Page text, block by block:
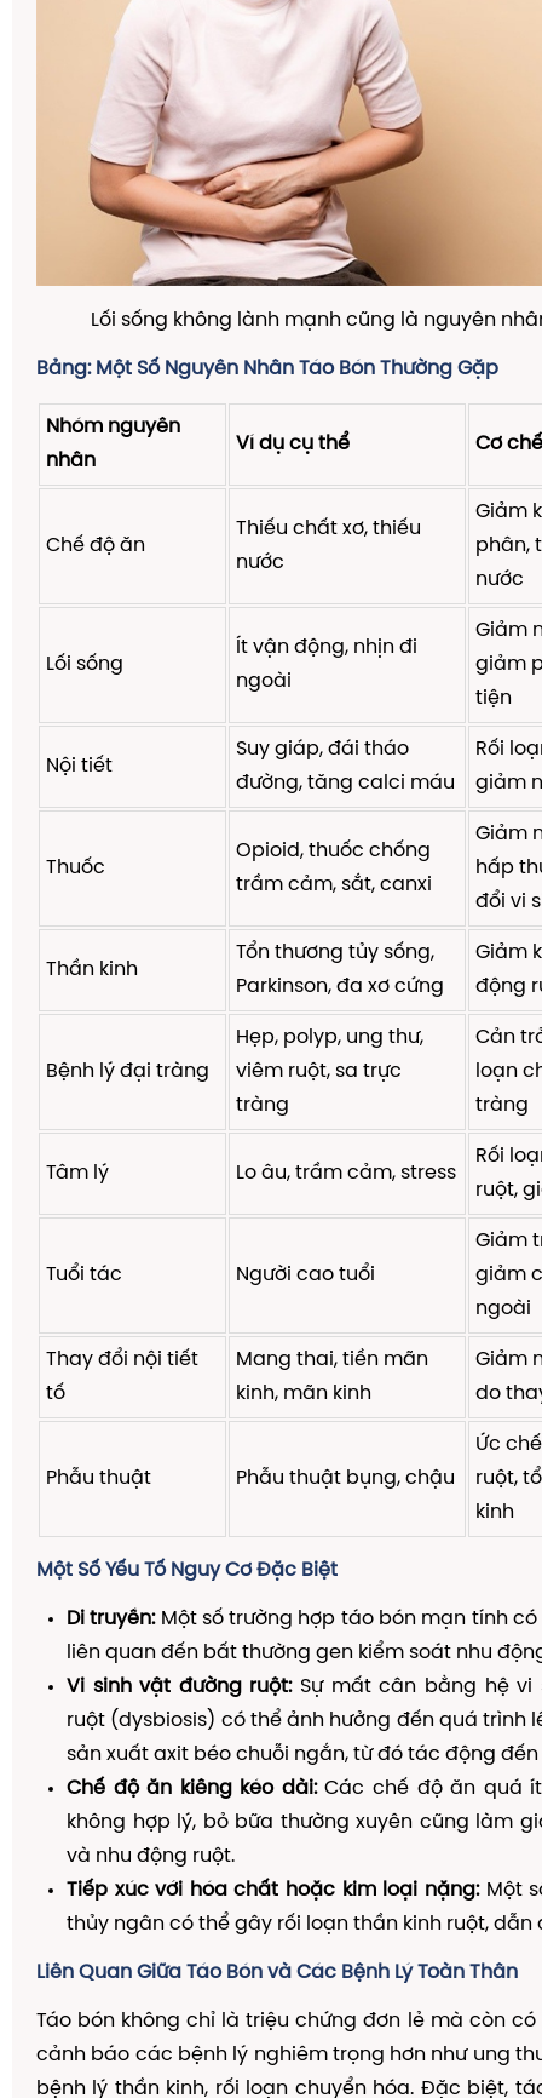
Lối sống không lành mạnh cũng là nguyên
Bảng: Một Số Nguyên Nhân Táo Bón Thường Gặp
Nhóm nguyên
nhân
Ví dụ cụ thể Cơ
Chế độ ăn
Thiếu chất xơ, thiếu
nước
Giảm
phân,
nước
Lối sống
Ít vận động, nhịn đi
ngoài
Giảm
giảm
tiện
Nội tiết
Suy giáp, đái tháo
đường, tăng calci máu
Rối
giảm
Thuốc
Opioid, thuốc chống
trầm cảm, sắt, canxi
Giảm
hấp
đổi vi
Thần kinh
Tổn thương tủy sống,
Parkinson, đa xơ cứng
Giảm
động
Bệnh lý đại tràng
Hẹp, polyp, ung thư,
viêm ruột, sa trực
tràng
Cản
loạn
tràng
Tâm lý Lo âu, trầm cảm, stress
Rối
ruột,
Tuổi tác Người cao tuổi
Giảm
giảm
ngoài
Thay đổi nội tiết
tố
Mang thai, tiền mãn
kinh, mãn kinh
Giảm
do
Phẫu thuật Phẫu thuật bụng, chậu
Ức
ruột,
kinh
Một Số Yếu Tố Nguy Cơ Đặc Biệt
Di truyền:Một số trường hợp táo bón mạn tính có
liên quan đến bất thường gen kiểm soát nhu
Vi sinh vật đường ruột:Sự mất cân bằng hệ vi
ruột (dysbiosis) có thể ảnh hưởng đến quá trình
sản xuất axit béo chuỗi ngắn, từ đó tác động
Chế độ ăn kiêng kéo dài:Các chế độ ăn quá
không hợp lý, bỏ bữa thường xuyên cũng làm
và nhu động ruột.
Tiếp xúc với hóa chất hoặc kim loại nặng:Một
thủy ngân có thể gây rối loạn thần kinh ruột, dẫn
Liên Quan Giữa Táo Bón và Các Bệnh Lý Toàn Thân
Táo bón không chỉ là triệu chứng đơn lẻ mà còn
cảnh báo các bệnh lý nghiêm trọng hơn như ung
bệnh lý thần kinh, rối loạn chuyển hóa. Đặc biệt,